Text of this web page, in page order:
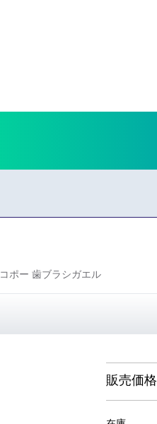
コポー 歯ブラシガエル
販売価格